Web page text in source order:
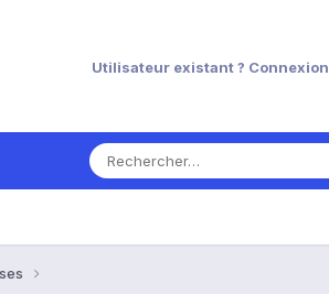
Utilisateur existant ? Connexion